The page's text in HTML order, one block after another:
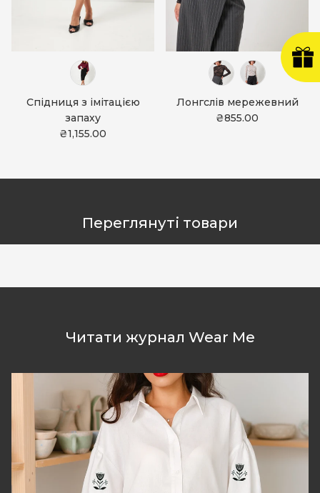
Спідниця з імітацією
запаху
₴1,155.00
Лонгслів мережевний
₴855.00
Переглянуті товари
Читати журнал Wear Me